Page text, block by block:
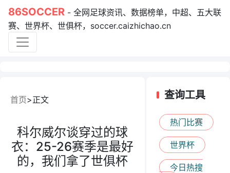
86SOCCER - 全网足球资讯、数据榜单，中超、五大联
赛、世界杯、世俱杯，soccer.caizhichao.cn
首页 正文
科尔威尔谈穿过的球
衣：25-26赛季是最好
的，我们拿了世俱杯
查询工具
热门比赛
世界杯
今日热搜